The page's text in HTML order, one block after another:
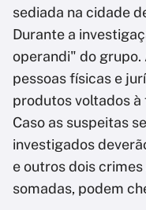
sediada na cidade
Durante a
operandi" do
pessoas físicas e
produtos voltados
Caso as suspeitas
investigados
e outros dois
somadas, podem